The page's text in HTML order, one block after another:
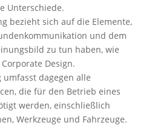
Unterschiede.
bezieht sich auf die Elemente,
und dem
zu tun haben, wie
Design.
dagegen alle
die für den Betrieb eines
werden, einschließlich
Werkzeuge und Fahrzeuge.